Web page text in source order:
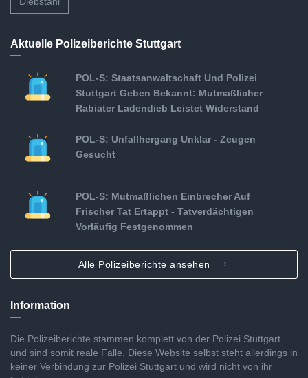
Aktuelle Polizeiberichte Stuttgart
POL-S: Staatsanwaltschaft Und Polizei
Stuttgart Geben Bekannt: Mutmaßlicher
Rabiater Ladendieb Leistet Widerstand
POL-S: Unfallhergang Unklar - Zeugen
Gesucht
POL-S: Mutmaßlichen Einbrecher Auf
Frischer Tat Ertappt - Tatverdächtigen
Vorläufig Festgenommen
Alle Polizeiberichte ansehen
Information
Die Polizeiberichte stammen komplett von der Polizei Stuttgart
und sind somit reale Fälle. Diese Website selbst steht allerdings in
keiner Verbindung zur Polizei Stuttgart und wird nicht von ihr